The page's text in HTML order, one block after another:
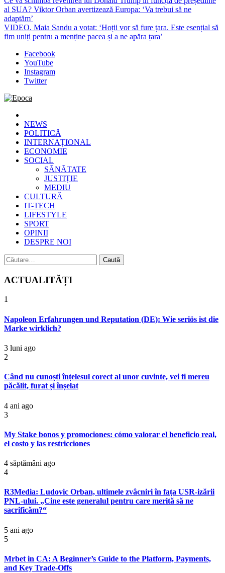
al SUA? Viktor Orban avertizează Europa: ‘Va trebui să ne
adaptăm’
VIDEO. Maia Sandu a votat: ‘Hoții vor să fure țara. Este esențial să
fim uniți pentru a menține pacea și a ne apăra țara’
Facebook
YouTube
Instagram
Twitter
Epoca
Cele mai noi știri online din România
NEWS
POLITICĂ
INTERNAȚIONAL
ECONOMIE
SOCIAL
SĂNĂTATE
JUSTIȚIE
MEDIU
CULTURĂ
IT-TECH
LIFESTYLE
SPORT
OPINII
DESPRE NOI
Caută
după:
ACTUALITĂȚI
1
Napoleon Erfahrungen und Reputation (DE): Wie seriös ist die
Marke wirklich?
3 luni ago
2
Când nu cunoști înțelesul corect al unor cuvinte, vei fi mereu
păcălit, furat și înșelat
4 ani ago
3
My Stake bonos y promociones: cómo valorar el beneficio real,
el costo y las restricciones
4 săptămâni ago
4
R3Media: Ludovic Orban, ultimele zvâcniri în fața USR-izării
PNL-ului. „Cine este generalul pentru care merită să ne
sacrificăm?“
5 ani ago
5
Mrbet in CA: A Beginner’s Guide to the Platform, Payments,
and Key Trade-Offs